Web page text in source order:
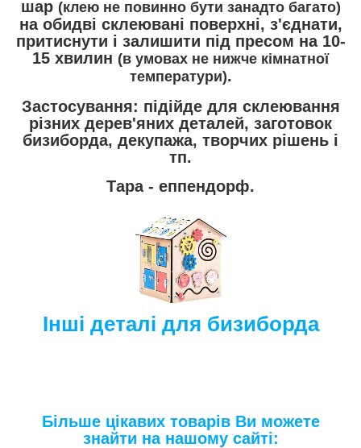
шар (клею не повинно бути занадто багато)
на обидві склеювані поверхні, з'єднати,
притиснути і залишити під пресом на 10-
15 хвилин (в умовах не нижче кімнатної
температури).
Застосування: підійде для склеювання
різних дерев'яних деталей, заготовок
бизиборда, декупажа, творчих рішень і
тп.
Тара - еппендорф.
Інші деталі для бизиборда
Більше цікавих товарів Ви можете
знайти на нашому сайті: